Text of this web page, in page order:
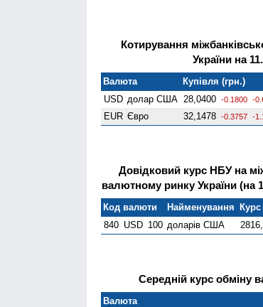
Котирування
України на
Валюта Купівля (грн.)
USD долар США 28,0400 -0.1800 -
EUR Євро 32,1478 -0.3757 -
Довідковий курс НБУ на
валютному ринку України (на
Код валюти Найменування Курс
840 USD 100 доларів США
Середній курс обміну
Валюта